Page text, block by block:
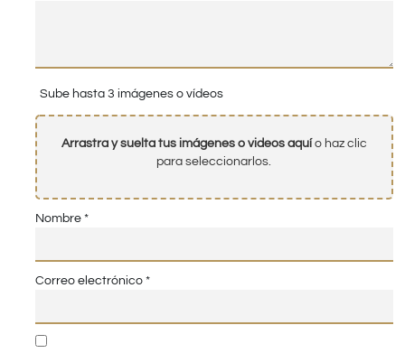
Sube hasta 3 imágenes o vídeos
Arrastra y suelta tus imágenes o videos aquío haz clic
para seleccionarlos.
Nombre *
Correo electrónico *